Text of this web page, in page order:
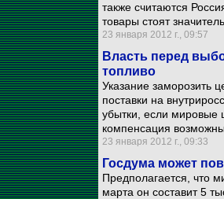
также считаются
товары стоят
23 января 2012 г., 09:57
Власть перед
топливо
Указание заморозить
поставки на
убытки, если мировые
компенсация
23 января 2012 г., 09:33
Госдума может
Предполагается, что
марта он составит 5